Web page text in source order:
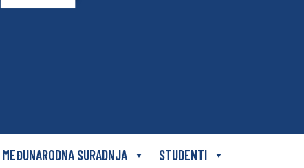
MEĐUNARODNA SURADNJA STUDENTI